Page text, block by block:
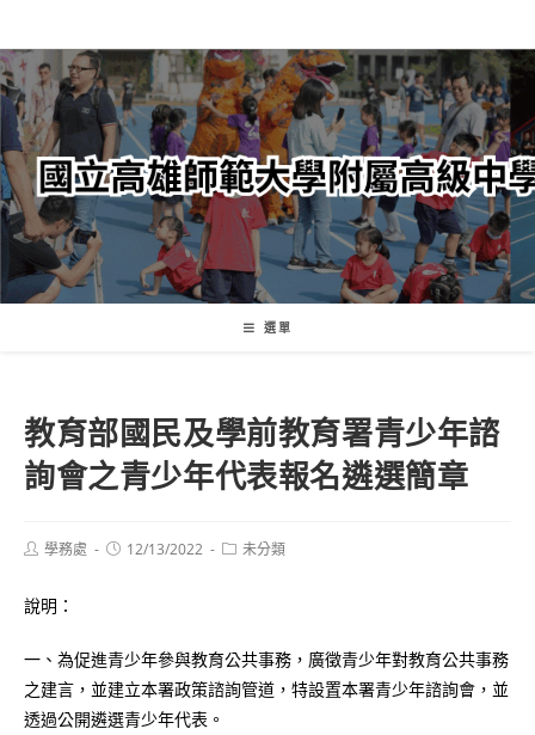
轉
至
主
內
容
選單
教育部國民及學前教育署青少年諮
詢會之青少年代表報名遴選簡章
Post學務處
Post12/13/2022
Post未分類
說明：
一、為促進青少年參與教育公共事務，廣徵青少年對教育公共事務
之建言，並建立本署政策諮詢管道，特設置本署青少年諮詢會，並
透過公開遴選青少年代表。